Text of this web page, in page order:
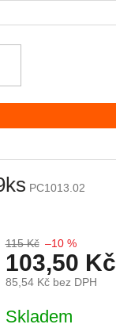
PC1013.02
115 Kč –10 %
103,50 Kč
85,54 Kč bez DPH
Skladem